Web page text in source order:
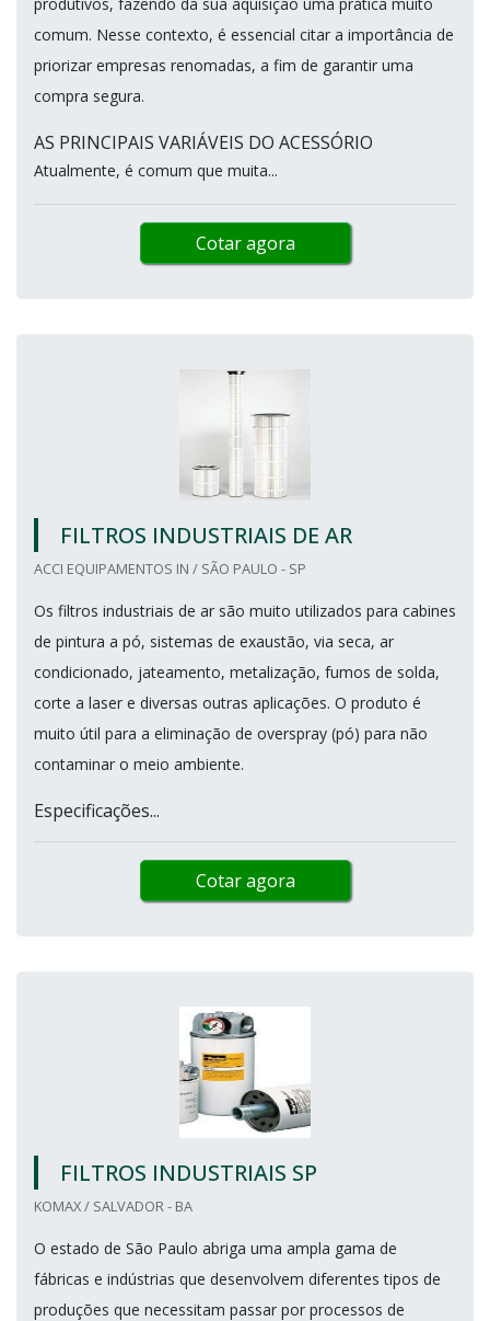
comum. Nesse contexto, é essencial citar a importância de
priorizar empresas renomadas, a fim de garantir uma
compra segura.
AS PRINCIPAIS VARIÁVEIS DO ACESSÓRIO
Atualmente, é comum que muita...
Cotar agora
FILTROS INDUSTRIAIS DE AR
ACCI EQUIPAMENTOS IN / SÃO PAULO - SP
Os filtros industriais de ar são muito utilizados para cabines
de pintura a pó, sistemas de exaustão, via seca, ar
condicionado, jateamento, metalização, fumos de solda,
corte a laser e diversas outras aplicações. O produto é
muito útil para a eliminação de overspray (pó) para não
contaminar o meio ambiente.
Especificações...
Cotar agora
FILTROS INDUSTRIAIS SP
KOMAX / SALVADOR - BA
O estado de São Paulo abriga uma ampla gama de
fábricas e indústrias que desenvolvem diferentes tipos de
produções que necessitam passar por processos de